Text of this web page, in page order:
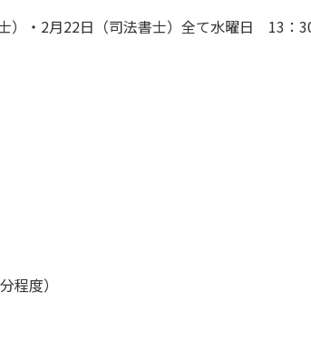
）・2月22日（司法書士）全て水曜日 13：
程度）